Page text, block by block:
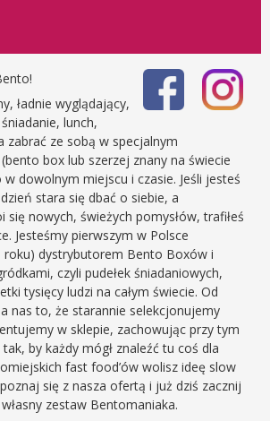
ładnie wyglądający,
lunch,
zabrać ze sobą w specjalnym
box lub szerzej znany na świecie
dowolnym miejscu i czasie. Jeśli jesteś
stara się dbać o siebie, a
się nowych, świeżych pomysłów, trafiłeś
Jesteśmy pierwszym w Polsce
roku) dystrybutorem Bento Boxów i
czyli pudełek śniadaniowych,
tysięcy ludzi na całym świecie. Od
nas to, że starannie selekcjonujemy
w sklepie, zachowując przy tym
by każdy mógł znaleźć tu coś dla
fast food’ów wolisz ideę slow
się z nasza ofertą i już dziś zacznij
zestaw Bentomaniaka.